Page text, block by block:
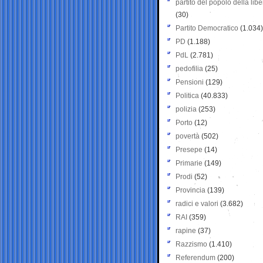
partito del popolo della
(30)
Partito Democratico (1.034)
PD (1.188)
PdL (2.781)
pedofilia (25)
Pensioni (129)
Politica (40.833)
polizia (253)
Porto (12)
povertà (502)
Presepe (14)
Primarie (149)
Prodi (52)
Provincia (139)
radici e valori (3.682)
RAI (359)
rapine (37)
Razzismo (1.410)
Referendum (200)